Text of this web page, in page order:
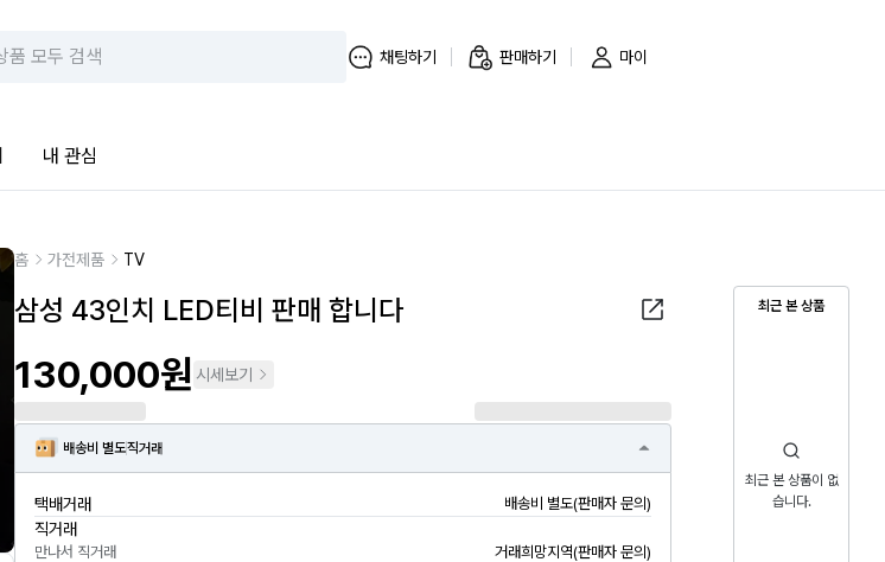
채팅하기 판매하기 마이
내 관심
최근 본 상품
최근 본 상품이 없
습니다.
홈 가전제품 TV
삼성 43인치 LED티비 판매 합니다
130,000원 시세보기
배송비 별도직거래
택배거래 배송비 별도(판매자 문의)
직거래
만나서 직거래 거래희망지역(판매자 문의)